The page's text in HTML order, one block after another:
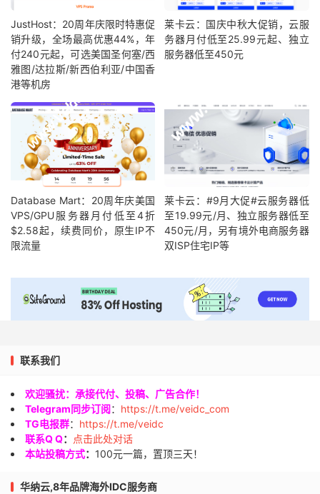
JustHost：20周年庆限时特惠促
销升级，全场最高优惠44%，年
付240元起，可选美国圣何塞/西
雅图/达拉斯/新西伯利亚/中国香
港等机房
莱卡云：国庆中秋大促销，云服
务器月付低至25.99元起、独立
服务器低至450元
Database Mart：20周年庆美国
VPS/GPU服务器月付低至4折
$2.58起，续费同价，原生IP不
限流量
莱卡云：#9月大促#云服务器低
至19.99元/月、独立服务器低至
450元/月，另有境外电商服务器
双ISP住宅IP等
联系我们
欢迎骚扰：承接代付、投稿、广告合作！
Telegram同步订阅： https://t.me/veidc_com
TG电报群： https://t.me/veidc
联系Q Q：
点击此处对话
本站投稿方式： 100元一篇，置顶三天！
华纳云,8年品牌海外IDC服务商